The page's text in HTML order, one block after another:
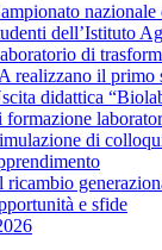
dell’Istituto
di
realizzano il primo
didattica
formazione
di
ricambio
e sfide